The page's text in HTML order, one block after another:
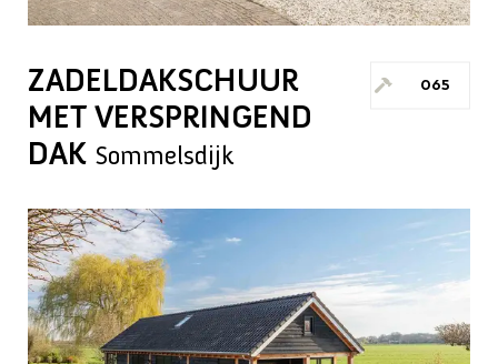
ZADELDAKSCHUUR
MET VERSPRINGEND
DAK Sommelsdijk
065